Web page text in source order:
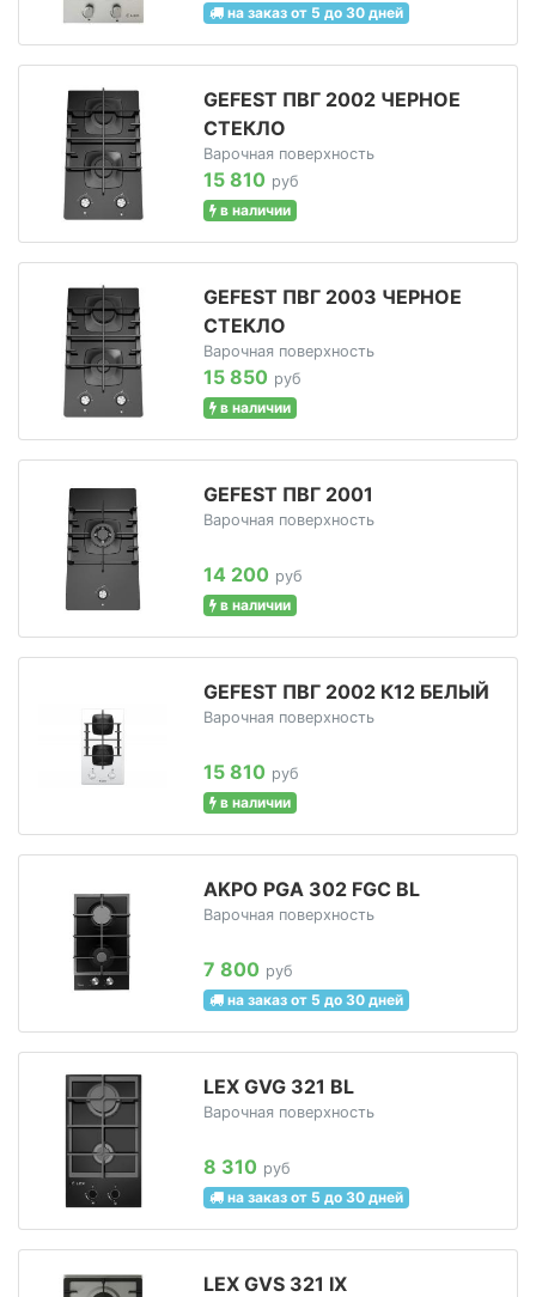
на заказ от 5 до 30 дней
GEFEST ПВГ 2002 ЧЕРНОЕ
СТЕКЛО
Варочная поверхность
15 810 руб
в наличии
GEFEST ПВГ 2003 ЧЕРНОЕ
СТЕКЛО
Варочная поверхность
15 850 руб
в наличии
GEFEST ПВГ 2001
Варочная поверхность
14 200 руб
в наличии
GEFEST ПВГ 2002 К12 БЕЛЫЙ
Варочная поверхность
15 810 руб
в наличии
AKPO PGA 302 FGC BL
Варочная поверхность
7 800 руб
на заказ от 5 до 30 дней
LEX GVG 321 BL
Варочная поверхность
8 310 руб
на заказ от 5 до 30 дней
LEX GVS 321 IX